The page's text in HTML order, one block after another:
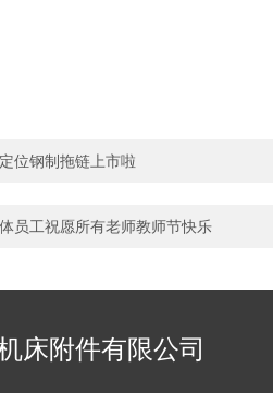
位钢制拖链上市啦
员工祝愿所有老师教师节快乐
床附件有限公司